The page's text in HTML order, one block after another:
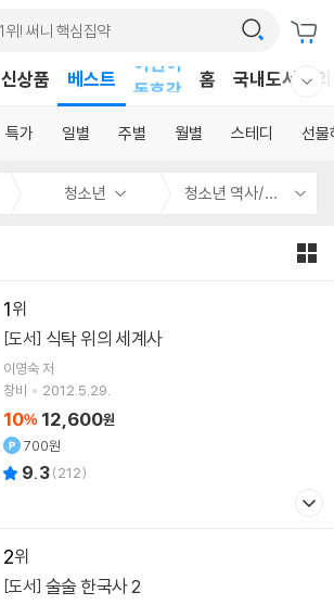
신상품 베스트
독후감
홈 국내도서
특가 일별 주별 월별 스테디 선물
청소년 청소년 역사/인물
1
[도서] 식탁 위의 세계사
이영숙저
창비
2012.5.29.
10% 12,600원
700원
9.3(212)
2
[도서] 술술 한국사 2